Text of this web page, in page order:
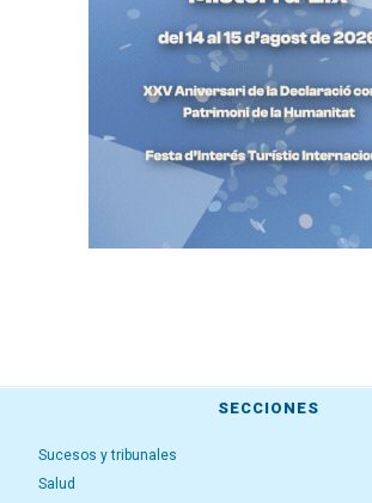
SECCIONES
Sucesos y tribunales
Salud